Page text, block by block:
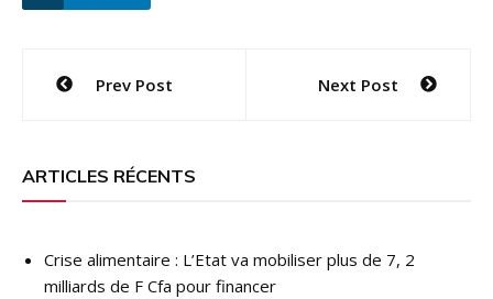
Navigation
l’article
Prev Post Next Post
ARTICLES RÉCENTS
Crise alimentaire : L’Etat va mobiliser plus de 7, 2
milliards de F Cfa pour financer